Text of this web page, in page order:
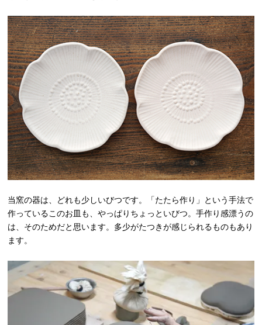
当窯の器は、どれも少しいびつです。「たたら作り」という手法で
作っているこのお皿も、やっぱりちょっといびつ。手作り感漂うの
は、そのためだと思います。多少がたつきが感じられるものもあり
ます。